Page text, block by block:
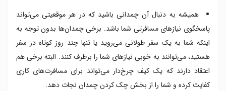
همیشه به دنبال آن چمدانی باشید که در هر موقعیتی می‌تواند
پاسخگوی نیازهای مسافرتی شما باشد. برخی چمدان‌ها بدون توجه به
اینکه شما به یک سفر طولانی می‌روید یا تنها چند روز کوتاه در سفر
هستید، می‌توانند به خوبی نیازهای شما را برطرف کنند. البته برخی هم
اعتقاد دارند که یک کیف چرخ‌دار می‌تواند برای مسافرت‌های کاری
کفایت کرده و شما را از بخش چک کردن چمدان نجات دهد.